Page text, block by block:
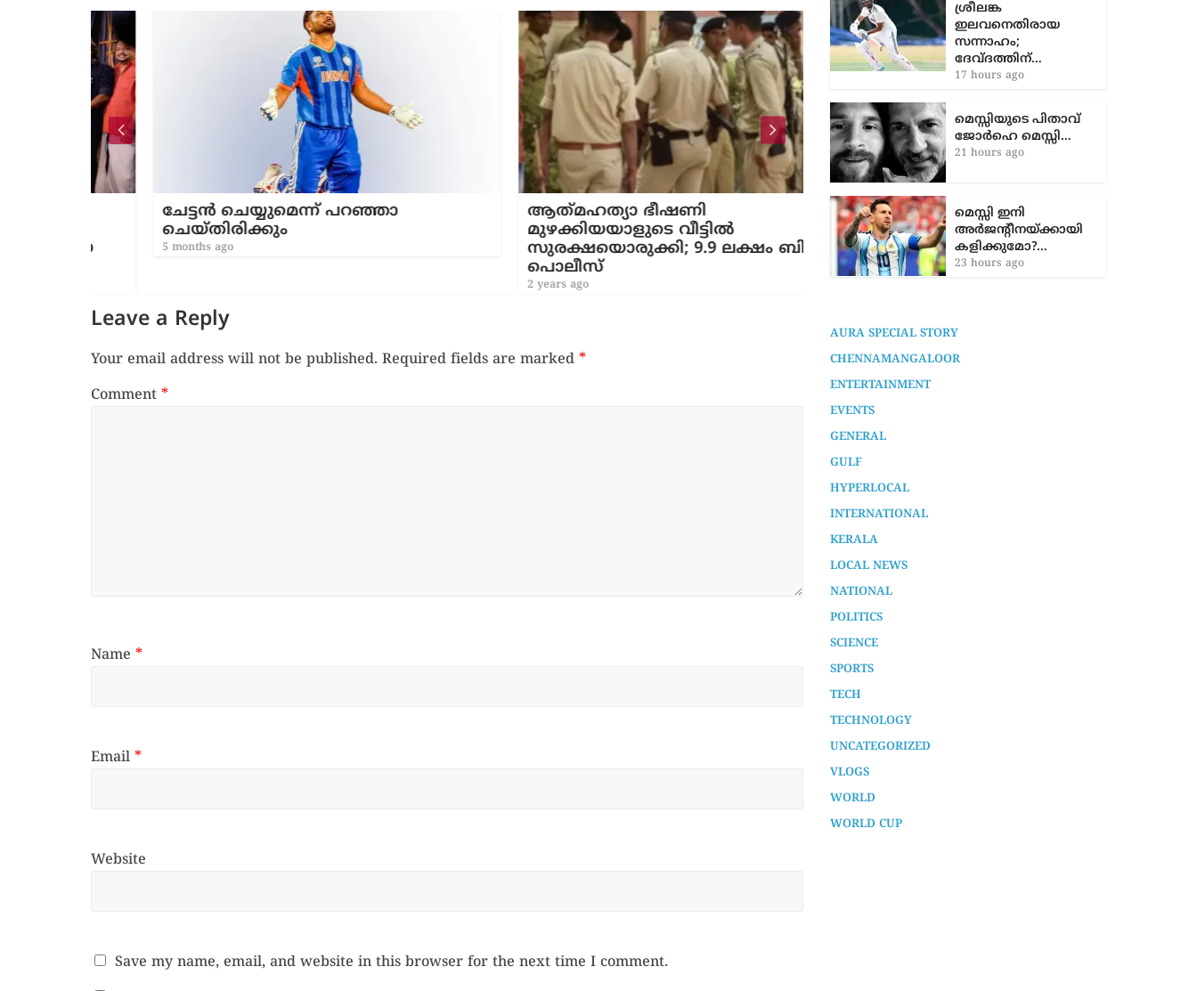
ചേട്ടൻ ചെയ്യുമെന്ന് പറഞ്ഞാ
ചെയ്തിരിക്കും
5 months ago
ആത്​മഹത്യാ ഭീഷണി
മുഴക്കിയയാളുടെ വീട്ടിൽ
സുരക്ഷയൊരുക്കി; 9.9​ ലക്ഷം ബില്ലിട്ട്​
പൊലീസ്​
2 years ago
ചിരിപ്പിച്ച് കയ്യിലെടുക്കാൻ
അൽത്താഫും ജോമോനും;
നായികയായി അനാർക്കലി; പുതിയ
ചിത്രത്തിന്‍റെ പൂജ നടന്നു
Leave a Reply
Your email address will not be published. Required fields are marked *
Comment *
Name *
Email *
Website
Save my name, email, and website in this browser for the next time I comment.
ശ്രീലങ്ക
ഇലവനെതിരായ
സന്നാഹം;
ദേവ്ദത്തിന്…
17 hours ago
മെസ്സിയുടെ പിതാവ്
ജോർഹെ മെസ്സി…
21 hours ago
മെസ്സി ഇനി
അർജന്റീനയ്ക്കായി
കളിക്കുമോ?…
23 hours ago
AURA SPECIAL STORY
CHENNAMANGALOOR
ENTERTAINMENT
EVENTS
GENERAL
GULF
HYPERLOCAL
INTERNATIONAL
KERALA
LOCAL NEWS
NATIONAL
POLITICS
SCIENCE
SPORTS
TECH
TECHNOLOGY
UNCATEGORIZED
VLOGS
WORLD
WORLD CUP